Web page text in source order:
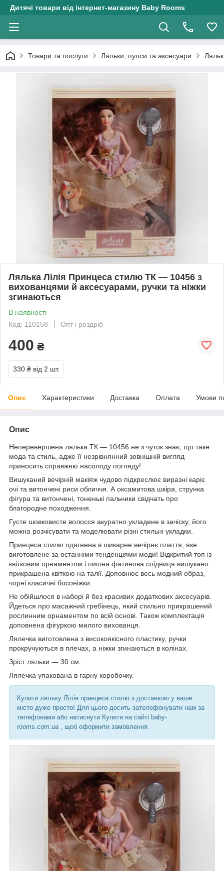
Дитячі товари від інтернет-магазину Baby Rooms
Товари та послуги Ляльки, пупси та аксесуари
Лялька Лілія Принцеса стилю ТК — 10456 з
вихованцями й аксесуарами, ручки та ніжки
згинаються
В наявності
Код: 110158
Опт і роздріб
400 ₴
330 ₴ від 2 шт.
Опис Характеристики Доставка Оплата Умови
Опис
Неперевершена лялька ТК — 10456 не з чуток знає, що таке
мода та стиль, адже її незрівнянний зовнішній вигляд
приносить справжню насолоду погляду!
Вишуканий вечірній макіяж чудово підкреслює виразні каріє
очі та витончені риси обличчя. А оксамитова шкіра, струнка
фігура та витончені, тоненькі пальчики свідчать про
благородне походження.
Густе шовковисте волосся акуратно укладене в зачіску, його
можна розчісувати та моделювати різні стильні укладки.
Принцеса стилю одягнена в шикарне вечірнє плаття, яке
виготовлене за останніми тенденціями моди! Відкритий топ із
квітковим орнаментом і пишна фатинова спідниця вишукано
прикрашена квіткою на талії. Доповнює весь модний образ,
чорні класичні босоніжки.
Не обійшлося в наборі й без красивих додаткових аксесуарів.
Йдеться про масажний гребінець, який стильно прикрашений
рослинним орнаментом по всій основі. Також комплектація
доповнена фігуркою милого вихованця.
Лялечка виготовлена з високоякісного пластику, ручки
прокручуються в плечах, а ніжки згинаються в колінах.
Зріст ляльки — 30 см.
Лялечка упакована в гарну коробочку.
Купити ляльку Лілія принцеса стилю з доставкою у ваше
місто дуже просто! Для цього досить зателефонувати нам за
телефонами або натиснути Купити на сайті baby-
rooms.com.ua , щоб оформити замовлення.